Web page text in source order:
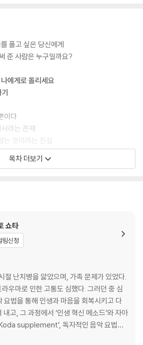
를 직접 겪기도 했던 당사자다. 그는 어려운
은 방어 기제라는 심리를 주제로 일상생활에
제들을 설명한다.
되어 있다. 이는 방어 기제를 인식, 이해, 대
책을 읽어 나가면서 점차 진정한 내면의 나를
을 상기할 수 있게 도와준다. 또한 이야기의 시
자신의 심리나 방어 기제의 존재를 생각할
, 계속해서 같은 문제가 발생해서, 노력했는데
키려고 했던 방어 기제를 인정한다면 지금보
말자.
풀고 싶은 당신에게
준 사람은 누구일까요?
에게로 돌리세요
이다
라는 존재
는 것이라는 진실
의 심리
는 이득이 있다?
재의 손실에 민감하다
지 특징
사람의 심리
된다
사람의 심리
감정은 억누르려 한다
안 모이는 사람의 심리
라
각하는 사람의 심리
목차 더보기
쇼타
림신청
절 난치병을 앓았으며, 가족 문제가 있었다.
우마로 인한 고통도 심했다. 그러던 중 심
요법을 통해 인생과 마음을 회복시키고 다
고, 그 과정에서 ‘인생 혁신 메소드’와 자아
supplement’, 독자적인 음악 요법인
개발해 큰 반향을 불러일으켰다. 국립 사이